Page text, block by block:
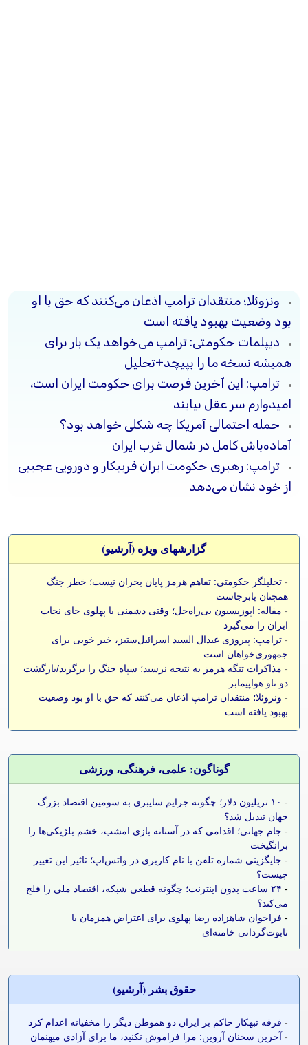
ونزوئلا؛ منتقدان ترامپ اذعان می‌کنند که حق با او
بود وضعیت بهبود یافته است
دیپلمات حکومتی: ترامپ می‌خواهد یک بار برای
همیشه نسخه ما را بپیچد+تحلیل
ترامپ: این آخرین فرصت برای حکومت ایران است،
امیدوارم سر عقل بیایند
حمله احتمالی آمریکا چه شکلی خواهد بود؟
آماده‌باش کامل در شمال غرب ایران
ترامپ: رهبری حکومت ایران فریبکار و دورویی عجیبی
از خود نشان می‌دهد
گزارشهای ویژه (آرشيو)
- تحلیلگر حکومتی: تفاهم هرمز پایان بحران نیست؛ خطر جنگ
همچنان پابرجاست
- مقاله: اپوزیسیون بی‌راه‌حل؛ وقتی دشمنی با پهلوی جای نجات
ایران را می‌گیرد
- ترامپ: پیروزی عبدال السید اسرائیل‌ستیز، خبر خوبی برای
جمهوری‌خواهان است
- مذاکرات تنگه هرمز به نتیجه نرسید؛ سپاه جنگ را برگزید/بازگشت
دو ناو هواپیمابر
- ونزوئلا؛ منتقدان ترامپ اذعان می‌کنند که حق با او بود وضعیت
بهبود یافته است
گوناگون: علمی، فرهنگی، ورزشی
-
۱۰ تریلیون دلار؛ چگونه جرایم سایبری به سومین اقتصاد بزرگ
جهان تبدیل شد؟
- جام جهانی؛ اقدامی که در آستانه بازی امشب، خشم بلژیکی‌ها را
برانگیخت
- جایگزینی شماره تلفن با نام کاربری در واتس‌اپ؛ تاثیر این تغییر
چیست؟
-
۲۴ ساعت بدون اینترنت؛ چگونه قطعی شبکه، اقتصاد ملی را فلج
می‌کند؟
- فراخوان شاهزاده رضا پهلوی برای اعتراض همزمان با
تابوت‌گردانی خامنه‌ای
حقوق بشر (آرشيو)
- فرقه تبهکار حاکم بر ایران دو هموطن دیگر را مخفیانه اعدام کرد
- آخرین سخنان آروین: مرا فراموش نکنید، ما برای آزادی میهنمان